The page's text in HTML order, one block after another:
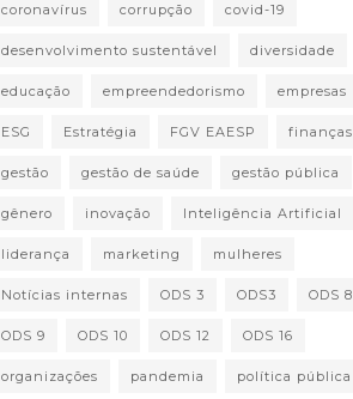
coronavírus corrupção covid-19
desenvolvimento sustentável diversidade
educação empreendedorismo empresas
ESG Estratégia FGV EAESP finanças
gestão gestão de saúde gestão pública
gênero inovação Inteligência Artificial
liderança marketing mulheres
Notícias internas ODS 3 ODS3 ODS 8
ODS 9 ODS 10 ODS 12 ODS 16
organizações pandemia política pública